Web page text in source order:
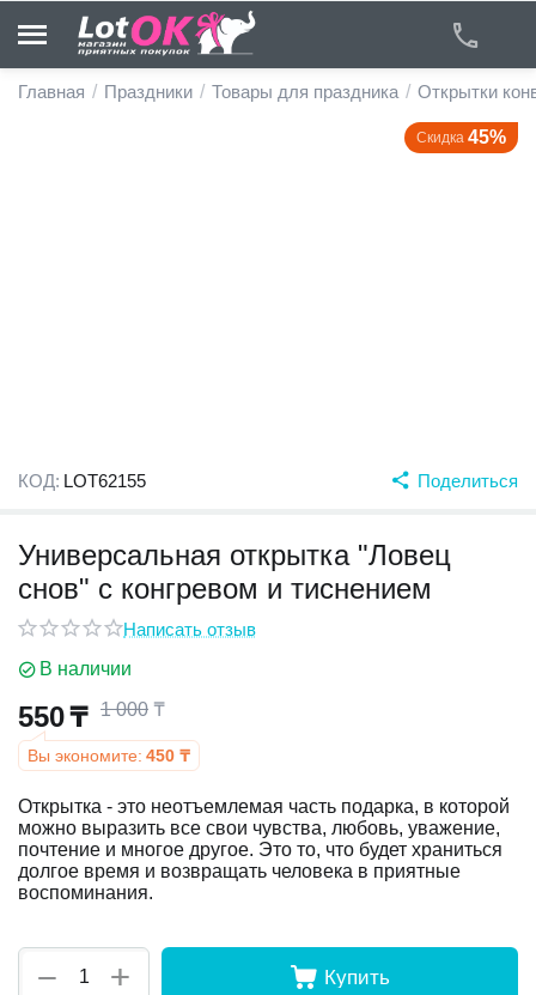
Главная / Праздники / Товары для праздника / Открытки
Скидка 45%
КОД: LOT62155 Поделиться
Универсальная открытка "Ловец
снов" с конгревом и тиснением
Написать отзыв
В наличии
550₸ 1 000 ₸
Вы экономите: 450 ₸
Открытка - это неотъемлемая часть подарка, в которой
можно выразить все свои чувства, любовь, уважение,
почтение и многое другое. Это то, что будет храниться
долгое время и возвращать человека в приятные
воспоминания.
+
− Купить